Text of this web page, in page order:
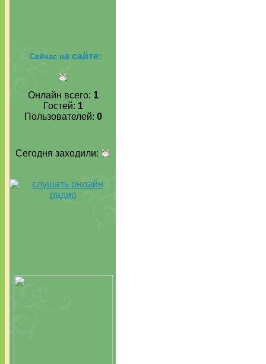
Сейчас на сайте:
Онлайн всего: 1
Гостей: 1
Пользователей: 0
Сегодня заходили: